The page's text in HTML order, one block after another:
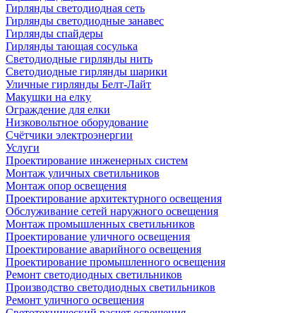
Гирлянды светодиодная сеть
Гирлянды светодиодные занавес
Гирлянды спайдеры
Гирлянды тающая сосулька
Светодиодные гирлянды нить
Светодиодные гирлянды шарики
Уличные гирлянды Белт-Лайт
Макушки на елку
Ограждение для елки
Низковольтное оборудование
Счётчики электроэнергии
Услуги
Проектирование инженерных систем
Монтаж уличных светильников
Монтаж опор освещения
Проектирование архитектурного освещения
Обслуживание сетей наружного освещения
Монтаж промышленных светильников
Проектирование уличного освещения
Проектирование аварийного освещения
Проектирование промышленного освещения
Ремонт светодиодных светильников
Производство светодиодных светильников
Ремонт уличного освещения